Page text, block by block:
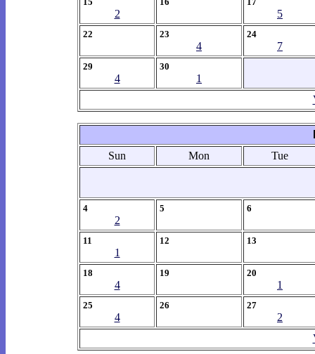
2 5
22 23
4
24
7
29
4
30
1
Sun
Mon Tue
4
2
5 6
11
1
12 13
18
4
19 20
1
25
4
26 27
2